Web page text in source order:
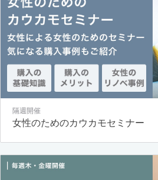
隔週開催
女性のためのカウカモセミナー